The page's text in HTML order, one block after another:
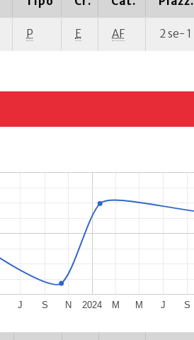
P E AF 2 se- 1
2024
J S N M M J S